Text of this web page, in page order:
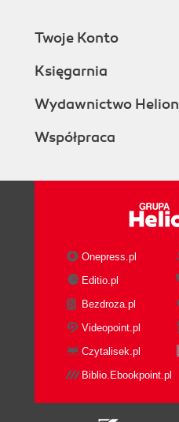
Twoje Konto
Księgarnia
Wydawnictwo Helion
Współpraca
Onepress.pl
Editio.pl
Bezdroza.pl
Videopoint.pl
Czytalisek.pl
Biblio.Ebookpoint.pl